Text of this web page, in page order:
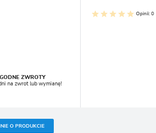
ZWROTY
na zwrot lub wymianę!
Opinii: 0
O PRODUKCIE